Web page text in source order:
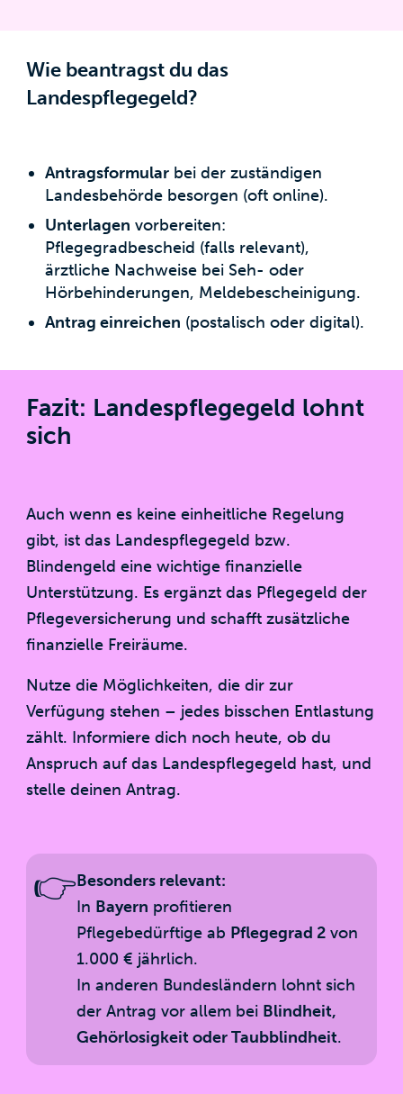
Wie beantragst du das
Landespflegegeld?
Antragsformularbei der zuständigen
Landesbehörde besorgen (oft online).
Unterlagen vorbereiten:
Pflegegradbescheid (falls relevant),
ärztliche Nachweise bei Seh- oder
Hörbehinderungen, Meldebescheinigung.
Antrag einreichen (postalisch oder digital).
Fazit: Landespflegegeld lohnt
sich
Auch wenn es keine einheitliche Regelung
gibt, ist das Landespflegegeld bzw.
Blindengeld eine wichtige finanzielle
Unterstützung. Es ergänzt das Pflegegeld der
Pflegeversicherung und schafft zusätzliche
finanzielle Freiräume.
Nutze die Möglichkeiten, die dir zur
Verfügung stehen – jedes bisschen Entlastung
zählt. Informiere dich noch heute, ob du
Anspruch auf das Landespflegegeld hast, und
stelle deinen Antrag.
👉Besonders relevant:
In Bayern profitieren
Pflegebedürftige ab Pflegegrad 2 von
1.000 € jährlich.
In anderen Bundesländern lohnt sich
der Antrag vor allem bei Blindheit,
Gehörlosigkeit oder Taubblindheit.